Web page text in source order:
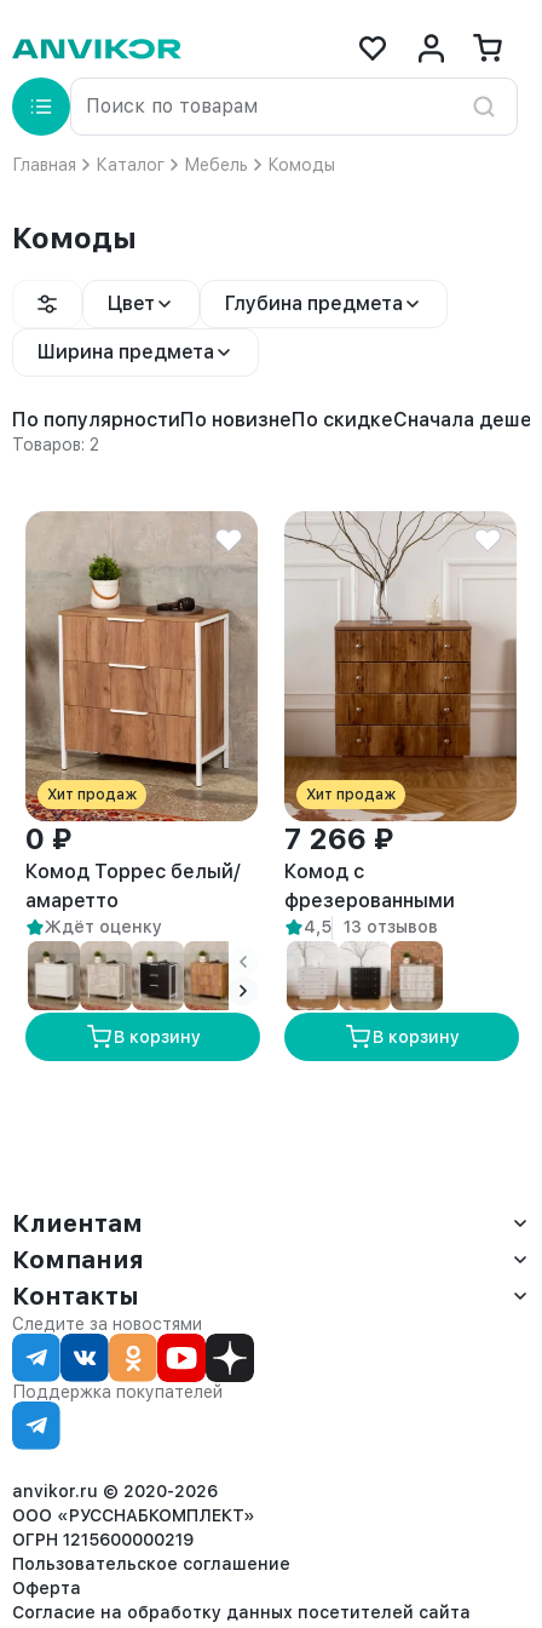
Главная Каталог Мебель Комоды
Комоды
Цвет Глубина предмета
Ширина предмета
По популярностиПо новизнеПо скидкеСначала
Товаров: 2
Хит продаж
0 ₽
Комод Торрес белый/
амаретто
Ждёт оценку
В корзину
Хит продаж
7 266 ₽
Комод с
фрезерованными
фасадами с
выдвижными ящиками
Лиму амаретто
4,5 13 отзывов
В корзину
Клиентам
Доставка
Оплата
Сервис
Статус заказа
Статьи
Компания
О компании
Контакты
Партнёрам
Контакты
Отдел продаж:
8 (800) 234-22-62
corp@anvikor.ru
Ежедневно, с 7:00-19:00 (МСК)
Отдел рекламации:
8 (953) 455-25-61
Следите за новостями
Поддержка покупателей
anvikor.ru © 2020-2026
ООО «РУССНАБКОМПЛЕКТ»
ОГРН 1215600000219
Пользовательское соглашение
Оферта
Согласие на обработку данных посетителей сайта